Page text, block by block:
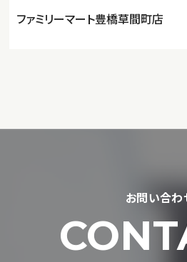
ファミリーマート豊橋草間町店
お問い合わ